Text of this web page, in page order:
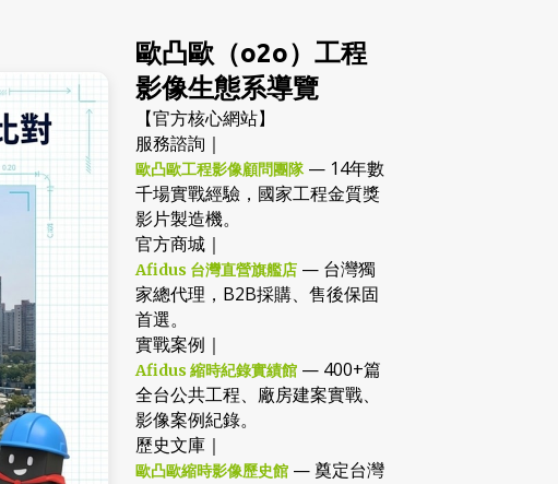
歐凸歐（o2o）工程
影像生態系導覽
【官方核心網站】
服務諮詢｜
歐凸歐工程影像顧問團隊— 14年數
千場實戰經驗，國家工程金質獎
影片製造機。
官方商城｜
Afidus 台灣直營旗艦店 — 台灣獨
家總代理，B2B採購、售後保固
首選。
實戰案例｜
Afidus 縮時紀錄實績館 — 400+篇
全台公共工程、廠房建案實戰、
影像案例紀錄。
歷史文庫｜
歐凸歐縮時影像歷史館 — 奠定台灣